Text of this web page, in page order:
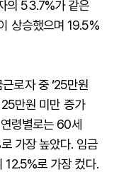
의 53.7%가 같은
상승했으며 19.5%
로자 중 ‘25만원
25만원 미만 증가
령별로는 60세
가장 높았다. 임금
12.5%로 가장 컸다.